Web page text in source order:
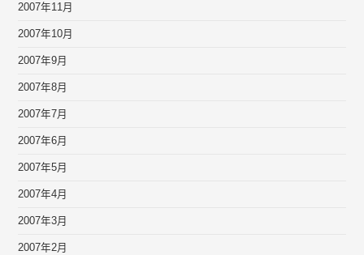
2007年11月
2007年10月
2007年9月
2007年8月
2007年7月
2007年6月
2007年5月
2007年4月
2007年3月
2007年2月